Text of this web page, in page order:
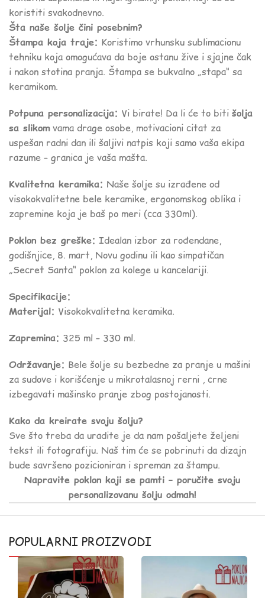
koristiti svakodnevno.
Šta naše šolje čini posebnim?
Štampa koja traje: Koristimo vrhunsku sublimacionu
tehniku koja omogućava da boje ostanu žive i sjajne čak
i nakon stotina pranja. Štampa se bukvalno „stapa“ sa
keramikom.
Potpuna personalizacija: Vi birate! Da li će to biti šolja
sa slikomvama drage osobe, motivacioni citat za
uspešan radni dan ili šaljivi natpis koji samo vaša ekipa
razume – granica je vaša mašta.
Kvalitetna keramika: Naše šolje su izrađene od
visokokvalitetne bele keramike, ergonomskog oblika i
zapremine koja je baš po meri (cca 330ml).
Poklon bez greške: Idealan izbor za rođendane,
godišnjice, 8. mart, Novu godinu ili kao simpatičan
„Secret Santa“ poklon za kolege u kancelariji.
Specifikacije:
Materijal: Visokokvalitetna keramika.
Zapremina: 325 ml – 330 ml.
Održavanje: Bele šolje su bezbedne za pranje u mašini
za sudove i korišćenje u mikrotalasnoj rerni , crne
izbegavati mašinsko pranje zbog postojanosti.
Kako da kreirate svoju šolju?
Sve što treba da uradite je da nam pošaljete željeni
tekst ili fotografiju. Naš tim će se pobrinuti da dizajn
bude savršeno pozicioniran i spreman za štampu.
Napravite poklon koji se pamti – poručite svoju
personalizovanu šolju odmah!
POPULARNI PROIZVODI